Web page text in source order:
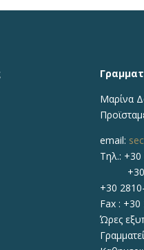
Μαρίνα
email:
Τηλ.: +30
+30
+30
Fax :
Ώρες